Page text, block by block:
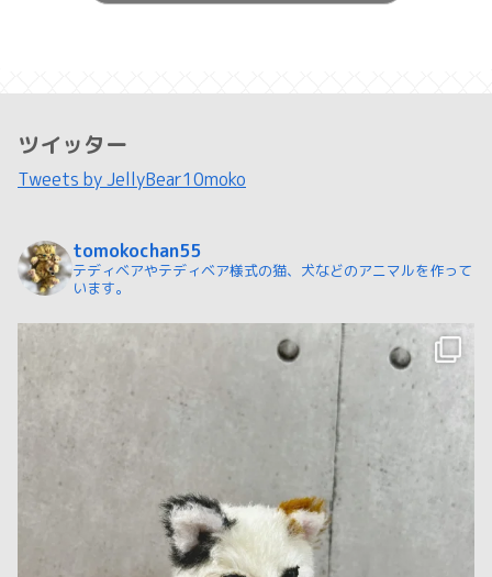
ツイッター
Tweets by JellyBear10moko
tomokochan55
テディベアやテディベア様式の猫、犬などのアニマルを作って
います。